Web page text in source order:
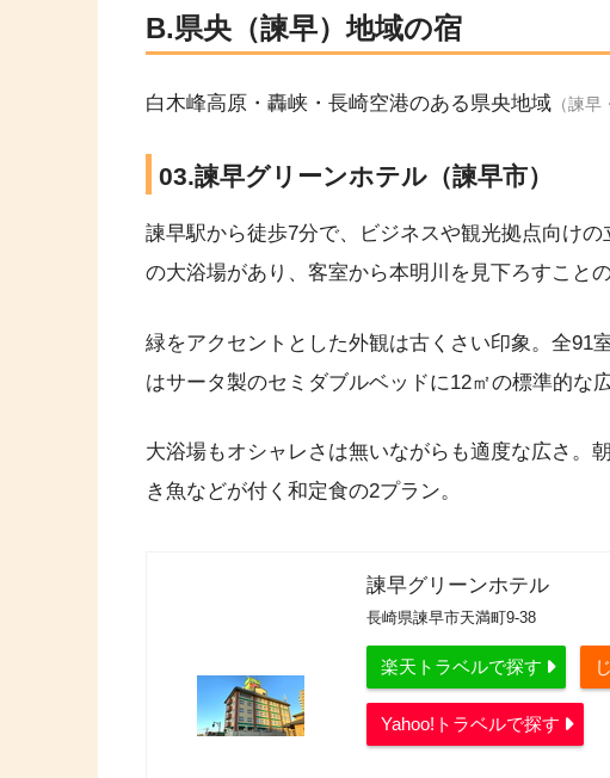
B.県央（諫早）地域の宿
白木峰高原・轟峡・長崎空港のある県央地域 （諫早
03.諫早グリーンホテル（諫早市）
諫早駅から徒歩7分で、ビジネスや観光拠点向け
の大浴場があり、客室から本明川を見下ろすこと
緑をアクセントとした外観は古くさい印象。全91
はサータ製のセミダブルベッドに12㎡の標準的な広
大浴場もオシャレさは無いながらも適度な広さ。
き魚などが付く和定食の2プラン。
諫早グリーンホテル
長崎県諫早市天満町9-38
楽天トラベルで探す
Yahoo!トラベルで探す